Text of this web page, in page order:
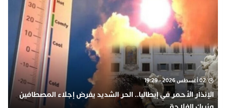
02 أغسطس 2026 - 19:29
​الإنذار الأحمر في إيطاليا.. الحر الشديد يفرض إجلاء المصطافين